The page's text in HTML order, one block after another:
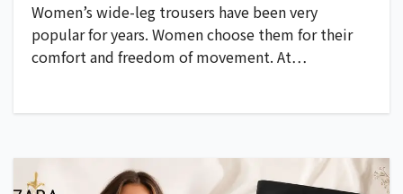
Women’s wide-leg trousers have been very
popular for years. Women choose them for their
comfort and freedom of movement. At…